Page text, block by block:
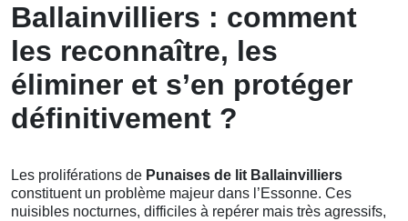
Ballainvilliers : comment
les reconnaître, les
éliminer et s’en protéger
définitivement ?
Les proliférations de Punaises de lit Ballainvilliers
constituent un problème majeur dans l’Essonne. Ces
nuisibles nocturnes, difficiles à repérer mais très agressifs,